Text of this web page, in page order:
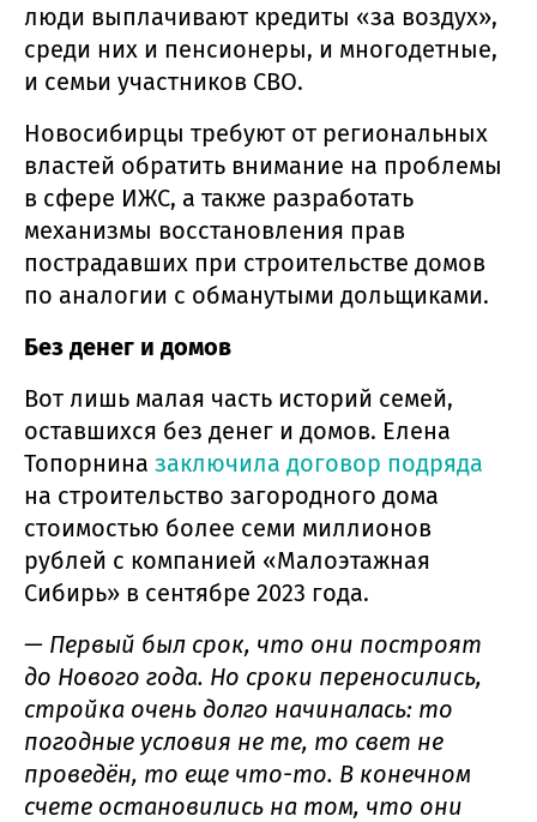
люди выплачивают кредиты «за воздух»,
среди них и пенсионеры, и многодетные,
и семьи участников СВО.
Новосибирцы требуют от региональных
властей обратить внимание на проблемы
в сфере ИЖС, а также разработать
механизмы восстановления прав
пострадавших при строительстве домов
по аналогии с обманутыми дольщиками.
Без денег и домов
Вот лишь малая часть историй семей,
оставшихся без денег и домов. Елена
Топорнина заключила договор подряда
на строительство загородного дома
стоимостью более семи миллионов
рублей с компанией «Малоэтажная
Сибирь» в сентябре 2023 года.
— Первый был срок, что они построят
до Нового года. Но сроки переносились,
стройка очень долго начиналась: то
погодные условия не те, то свет не
проведён, то еще что-то. В конечном
счете остановились на том, что они